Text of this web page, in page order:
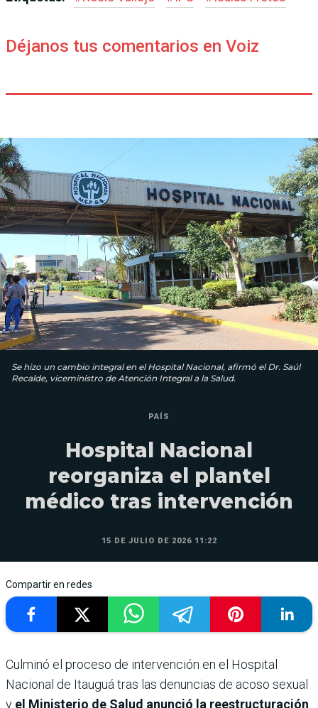
Déjanos tus comentarios en Voiz
Se hizo un cambio integral en el Hospital Nacional, afirmó el Dr. Saúl
Recalde, viceministro de Atención Integral a la Salud.
PAÍS
Hospital Nacional
reorganiza el plantel
médico tras intervención
15 DE JULIO DE 2026 11:22
Compartir en redes
Culminó el proceso de intervención en el Hospital
Nacional de Itauguá tras las denuncias de acoso sexual
y el Ministerio de Salud anunció la reestructuración